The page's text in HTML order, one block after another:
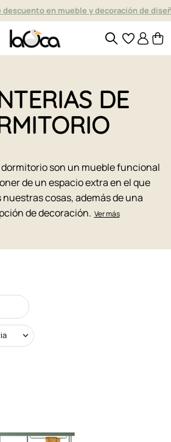
descuento en mueble y decoración de
DE
son un mueble funcional
de un espacio extra en el que
cosas, además de una
de decoración. Ver más